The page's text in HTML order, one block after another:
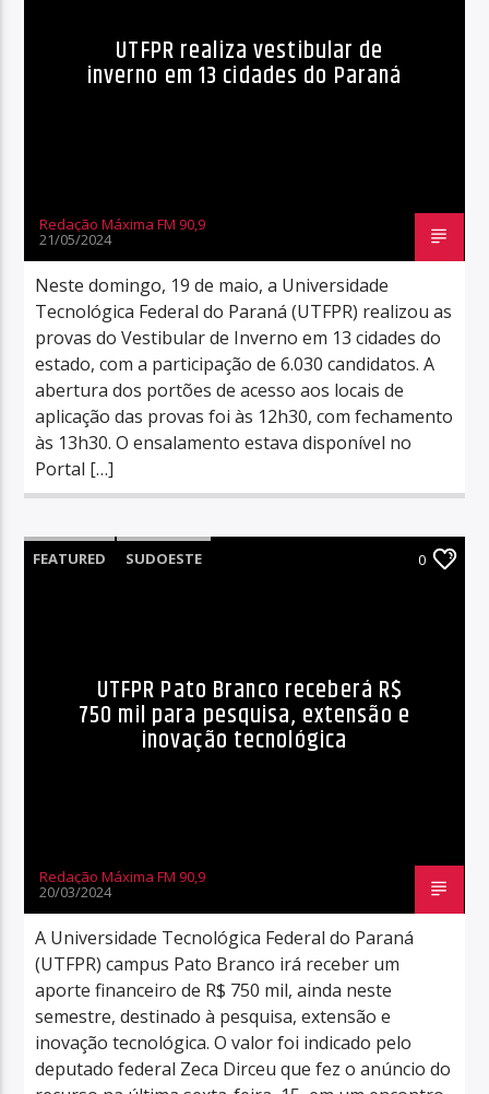
UTFPR realiza vestibular de
inverno em 13 cidades do Paraná
Redação Máxima FM 90,9
21/05/2024
Neste domingo, 19 de maio, a Universidade
Tecnológica Federal do Paraná (UTFPR) realizou as
provas do Vestibular de Inverno em 13 cidades do
estado, com a participação de 6.030 candidatos. A
abertura dos portões de acesso aos locais de
aplicação das provas foi às 12h30, com fechamento
às 13h30. O ensalamento estava disponível no
Portal […]
FEATURED SUDOESTE 0
UTFPR Pato Branco receberá R$
750 mil para pesquisa, extensão e
inovação tecnológica
Redação Máxima FM 90,9
20/03/2024
A Universidade Tecnológica Federal do Paraná
(UTFPR) campus Pato Branco irá receber um
aporte financeiro de R$ 750 mil, ainda neste
semestre, destinado à pesquisa, extensão e
inovação tecnológica. O valor foi indicado pelo
deputado federal Zeca Dirceu que fez o anúncio do